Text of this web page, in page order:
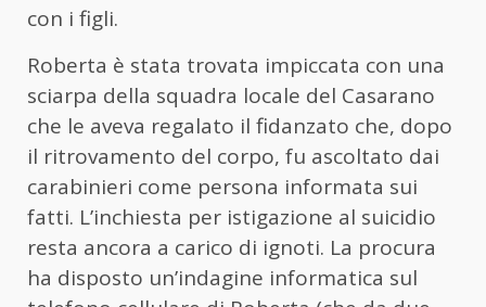
con i figli.
Roberta è stata trovata impiccata con una
sciarpa della squadra locale del Casarano
che le aveva regalato il fidanzato che, dopo
il ritrovamento del corpo, fu ascoltato dai
carabinieri come persona informata sui
fatti. L’inchiesta per istigazione al suicidio
resta ancora a carico di ignoti. La procura
ha disposto un’indagine informatica sul